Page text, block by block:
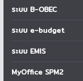
ระบบ B-OBEC
ระบบ e-budget
ระบบ EMIS
MyOffice SPM2